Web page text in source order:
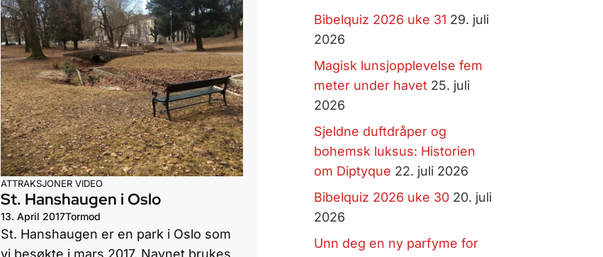
ATTRAKSJONER VIDEO
St. Hanshaugen i Oslo
13. April 2017Tormod
St. Hanshaugen er en park i Oslo som
vi besøkte i mars 2017. Navnet brukes
Bibelquiz 2026 uke 31 29. juli
2026
Magisk lunsjopplevelse fem
meter under havet 25. juli
2026
Sjeldne duftdråper og
bohemsk luksus: Historien
om Diptyque 22. juli 2026
Bibelquiz 2026 uke 30 20. juli
2026
Unn deg en ny parfyme for